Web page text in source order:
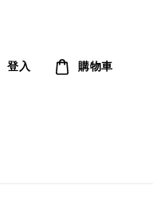
登入 購物車